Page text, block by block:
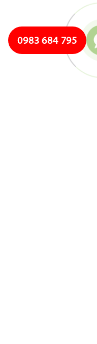
0983 684 795